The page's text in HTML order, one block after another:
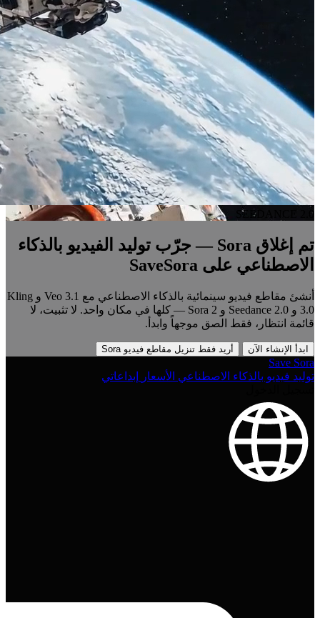
SEEDANCE 2.0
تم إغلاق Sora — جرّب توليد الفيديو بالذكاء
الاصطناعي على SaveSora
أنشئ مقاطع فيديو سينمائية بالذكاء الاصطناعي مع Veo 3.1 و Kling
3.0 و Seedance 2.0 و Sora 2 — كلها في مكان واحد. لا تثبيت، لا
قائمة انتظار، فقط الصق موجهاً وابدأ.
ابدأ الإنشاء الآن أريد فقط تنزيل مقاطع فيديو Sora
Save Sora
توليد فيديو بالذكاء الاصطناعي الأسعار
إبداعاتي